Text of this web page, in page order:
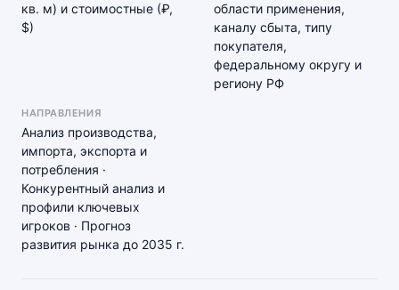
кв. м) и стоимостные (₽,
$)
области применения,
каналу сбыта, типу
покупателя,
федеральному округу и
региону РФ
НАПРАВЛЕНИЯ
Анализ производства,
импорта, экспорта и
потребления ·
Конкурентный анализ и
профили ключевых
игроков · Прогноз
развития рынка до 2035 г.